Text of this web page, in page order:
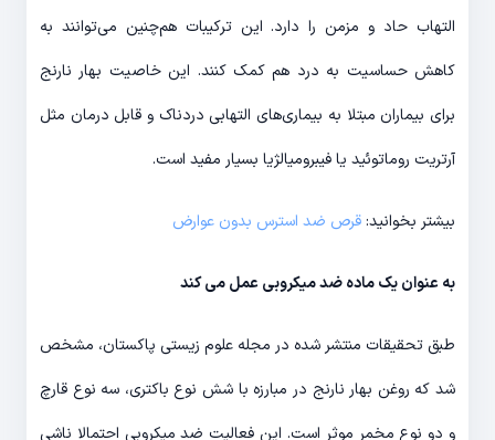
التهاب حاد و مزمن را دارد. این ترکیبات هم‌چنین می‌توانند به
کاهش حساسیت به درد هم کمک کنند. این خاصیت بهار نارنج
برای بیماران مبتلا به بیماری‌های التهابی دردناک و قابل درمان مثل
آرتریت روماتوئید یا فیبرومیالژیا بسیار مفید است.
بیشتر بخوانید:قرص ضد استرس بدون عوارض
به عنوان یک ماده ضد میکروبی عمل می کند
طبق تحقیقات منتشر شده در مجله علوم زیستی پاکستان، مشخص
شد که روغن بهار نارنج در مبارزه با شش نوع باکتری، سه نوع قارچ
و دو نوع مخمر موثر است. این فعالیت ضد میکروبی احتمالا ناشی